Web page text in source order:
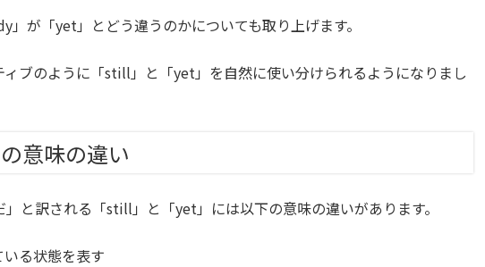
」が「yet」とどう違うのかについても取り上げます。
ィブのように「still」と「yet」を自然に使い分けられるようになりまし
意味の違い
と訳される「still」と「yet」には以下の意味の違いがあります。
る状態を表す